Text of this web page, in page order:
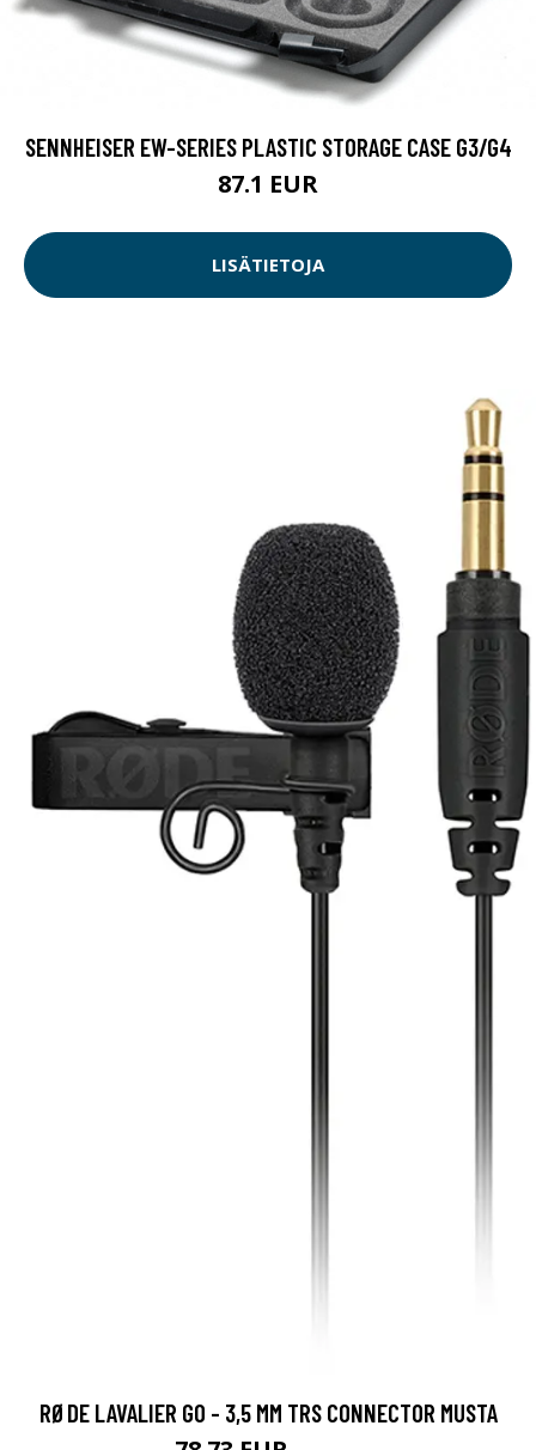
SENNHEISER EW-SERIES PLASTIC STORAGE CASE G3/G4
87.1 EUR
LISÄTIETOJA
RØDE LAVALIER GO - 3,5 MM TRS CONNECTOR MUSTA